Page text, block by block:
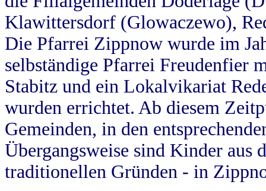
Klawittersdorf (Glowaczewo),
Die Pfarrei Zippnow wurde im
selbständige Pfarrei Freudenfier
Stabitz und ein Lokalvikariat
wurden errichtet. Ab diesem
Gemeinden, in den
Übergangsweise sind Kinder aus
traditionellen Gründen - in